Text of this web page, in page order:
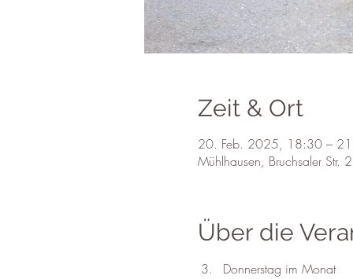
Zeit & Ort
20. Feb. 2025, 18:30 –
Mühlhausen, Bruchsaler
Über die
Donnerstag im Monat